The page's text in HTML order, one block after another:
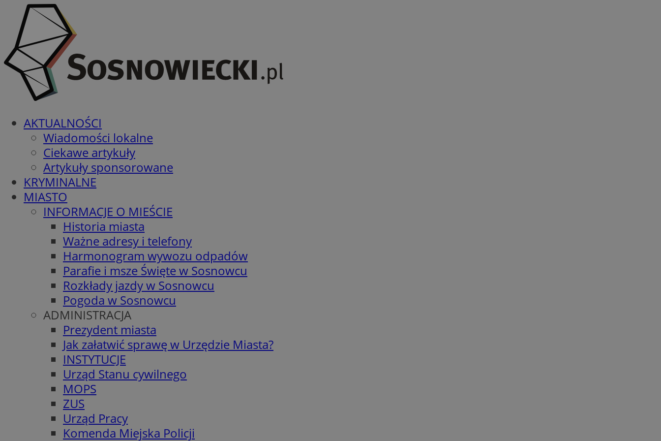
AKTUALNOŚCI
Wiadomości lokalne
Ciekawe artykuły
Artykuły sponsorowane
KRYMINALNE
MIASTO
INFORMACJE O MIEŚCIE
Historia miasta
Ważne adresy i telefony
Harmonogram wywozu odpadów
Parafie i msze Święte w Sosnowcu
Rozkłady jazdy w Sosnowcu
Pogoda w Sosnowcu
ADMINISTRACJA
Prezydent miasta
Jak załatwić sprawę w Urzędzie Miasta?
INSTYTUCJE
Urząd Stanu cywilnego
MOPS
ZUS
Urząd Pracy
Komenda Miejska Policji